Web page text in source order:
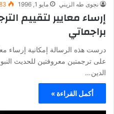
نجوى طه الزيني مايو 1, 1996
إرساء معايير لتقييم
براجماتي
درست هذه الرسالة إمكانية إرساء
على ترجمتين معروفتين للحديث
الدين…
أكمل القراءة »